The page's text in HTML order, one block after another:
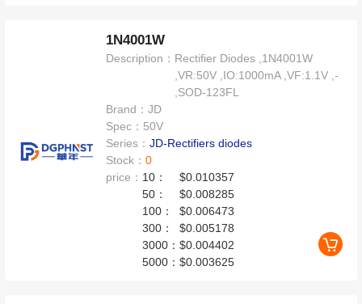
1N4001W
Description： Rectifier Diodes ,1N4001W
,VR:50V ,IO:1000mA ,VF:1.1V ,-
,SOD-123FL
Brand：JD
Spec： 50V
Series：JD-Rectifiers diodes
Stock：0
price： 10：
$0.010357
50：
$0.008285
100：
$0.006473
300：
$0.005178
3000：$0.004402
5000：$0.003625